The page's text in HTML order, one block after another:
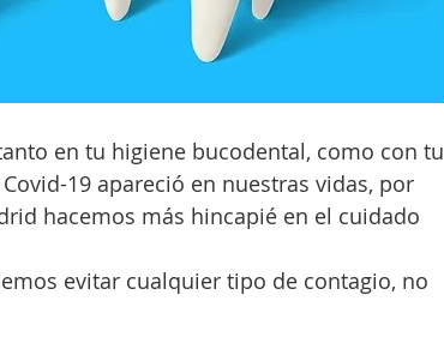
en tu higiene bucodental, como con tu
19 apareció en nuestras vidas, por
hacemos más hincapié en el cuidado
evitar cualquier tipo de contagio, no